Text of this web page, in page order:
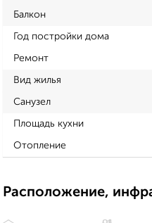
Балкон
Год постройки дома
Ремонт
Вид жилья
Санузел
Площадь кухни
Отопление
Расположение,